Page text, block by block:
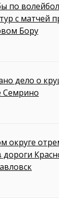
по
с матчей
Бору
дело о
Семрино
округе